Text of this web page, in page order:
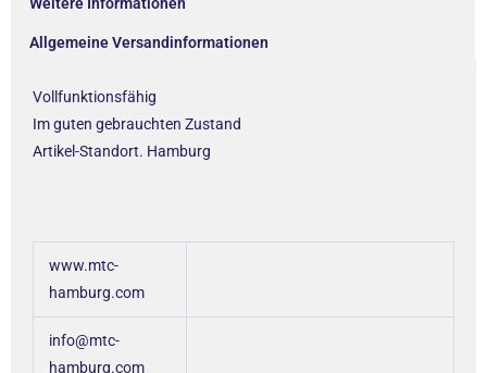
Allgemeine Versandinformationen
Vollfunktionsfähig
Im guten gebrauchten Zustand
Artikel-Standort. Hamburg
www.mtc-
hamburg.com
info@mtc-
hamburg.com